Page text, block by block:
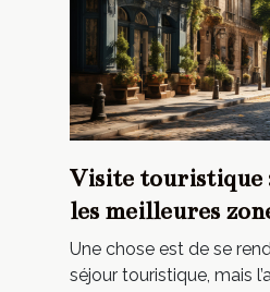
Visite touristique
les meilleures
Une chose est de se
séjour touristique, mais